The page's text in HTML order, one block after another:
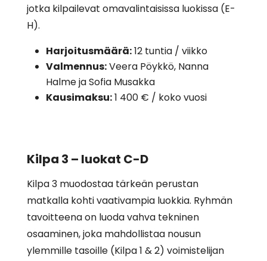
jotka kilpailevat omavalintaisissa luokissa (E-
H).
Harjoitusmäärä:12 tuntia / viikko
Valmennus:Veera Pöykkö, Nanna
Halme ja Sofia Musakka
Kausimaksu:1 400 € / koko vuosi
Kilpa 3 – luokat C-D
Kilpa 3 muodostaa tärkeän perustan
matkalla kohti vaativampia luokkia. Ryhmän
tavoitteena on luoda vahva tekninen
osaaminen, joka mahdollistaa nousun
ylemmille tasoille (Kilpa 1 & 2) voimistelijan